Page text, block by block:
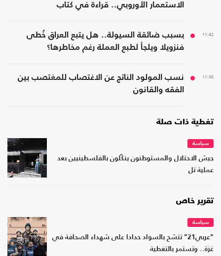
الاستعمار الأوروبي.. قراءة في كتاب
11:42
بسبب ضائقة السيولة.. هل يتبع العراق خُطى
فنزويلا ويلجأ لطبع العملة رغم مخاطرها؟
11:38
نسب المولود الناتج عن الاغتصاب للمغتصب بين
الفقه والقانون
تغطية ذات صلة
سياسة
جيش الاحتلال والمستوطنون ينكّلون بالفلسطينيين بعد
عملية تل
تقرير خاص
سياسة
"عربي21" تتشح بالسواد حدادا على شهداء الصحافة في
غزة.. وتستمر بالتغطية